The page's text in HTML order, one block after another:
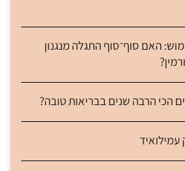
שנות שימוש: האם סוף־סוף התגלה מנגנון
הכי הרבה שנים בבריאות טובה?